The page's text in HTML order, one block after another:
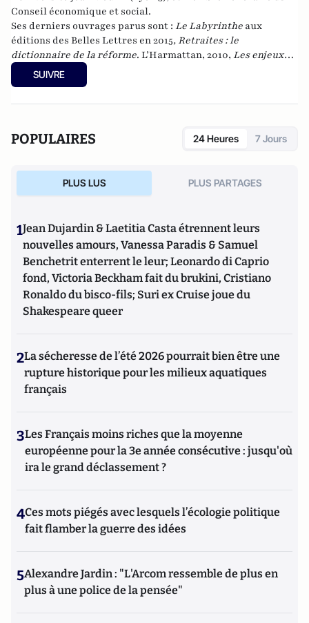
Conseil économique et social.
Ses derniers ouvrages parus sont : Le Labyrinthe aux
éditions des Belles Lettres en 2015, Retraites : le
dictionnaire de la réforme. L’Harmattan, 2010, Les enjeux
2012 de A à Z
. L’Harmattan, 2012, et
Cherche-midi, en janvier 2017.
SUIVRE
POPULAIRES 24 Heures 7 Jours
PLUS LUS PLUS PARTAGES
1Jean Dujardin & Laetitia Casta étrennent leurs
nouvelles amours, Vanessa Paradis & Samuel
Benchetrit enterrent le leur; Leonardo di Caprio
fond, Victoria Beckham fait du brukini, Cristiano
Ronaldo du bisco-fils; Suri ex Cruise joue du
Shakespeare queer
2La sécheresse de l’été 2026 pourrait bien être une
rupture historique pour les milieux aquatiques
français
3Les Français moins riches que la moyenne
européenne pour la 3e année consécutive : jusqu'où
ira le grand déclassement ?
4Ces mots piégés avec lesquels l’écologie politique
fait flamber la guerre des idées
5Alexandre Jardin : "L'Arcom ressemble de plus en
plus à une police de la pensée"